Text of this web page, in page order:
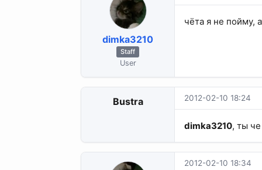
dimka3210
Staff
User
чёта я не пойму,
Bustra 2012-02-10 18:24
dimka3210, ты
2012-02-10 18:34